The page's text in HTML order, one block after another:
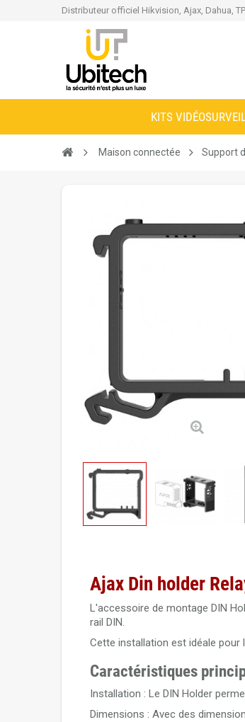
Distributeur officiel Hikvision, Ajax, Dahua,
KITS
Maison connectée Support
Ajax Din holder
L'accessoire de montage DIN
rail DIN.
Cette installation est idéale pour
Caractéristiques
Installation : Le DIN Holder
Dimensions : Avec des